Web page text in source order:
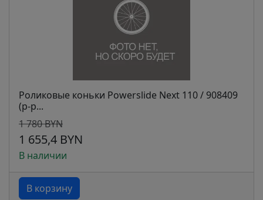
Роликовые коньки Powerslide Next 110 / 908409
(р-р...
1 780 BYN
1 655,4 BYN
В наличии
В корзину